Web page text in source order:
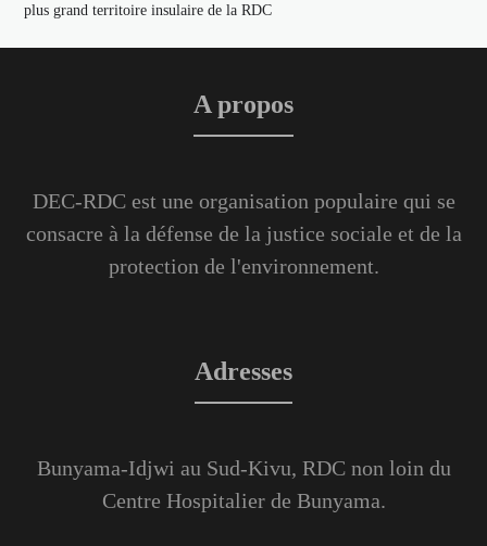
plus grand territoire insulaire de la RDC
A propos
DEC-RDC est une organisation populaire qui se
consacre à la défense de la justice sociale et de la
protection de l'environnement.
Adresses
Bunyama-Idjwi au Sud-Kivu, RDC non loin du
Centre Hospitalier de Bunyama.